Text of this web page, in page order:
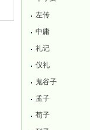
左传
中庸
礼记
仪礼
鬼谷子
孟子
荀子